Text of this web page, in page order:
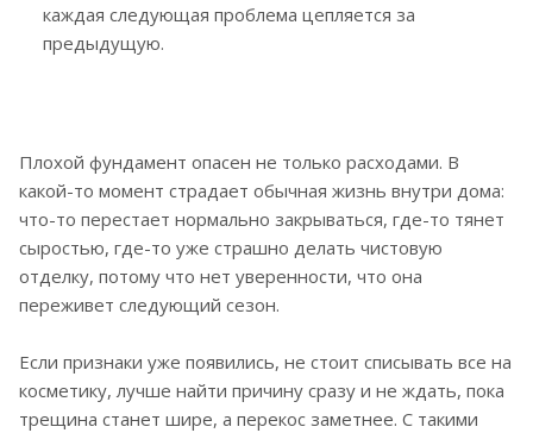
каждая следующая проблема цепляется за
предыдущую.
Плохой фундамент опасен не только расходами. В
какой-то момент страдает обычная жизнь внутри дома:
что-то перестает нормально закрываться, где-то тянет
сыростью, где-то уже страшно делать чистовую
отделку, потому что нет уверенности, что она
переживет следующий сезон.
Если признаки уже появились, не стоит списывать все на
косметику, лучше найти причину сразу и не ждать, пока
трещина станет шире, а перекос заметнее. С такими